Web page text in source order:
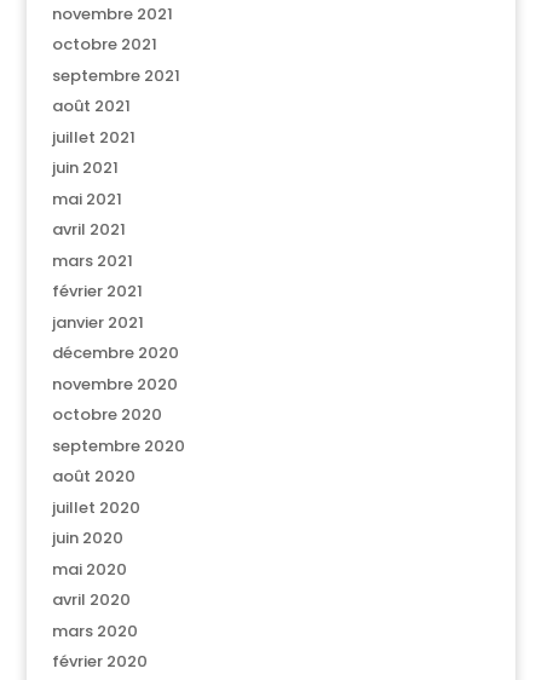
novembre 2021
octobre 2021
septembre 2021
août 2021
juillet 2021
juin 2021
mai 2021
avril 2021
mars 2021
février 2021
janvier 2021
décembre 2020
novembre 2020
octobre 2020
septembre 2020
août 2020
juillet 2020
juin 2020
mai 2020
avril 2020
mars 2020
février 2020